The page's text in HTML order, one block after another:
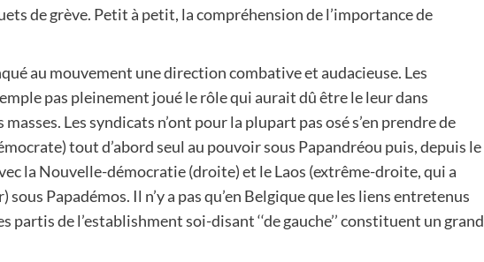
de grève. Petit à petit, la compréhension de l’importance de
au mouvement une direction combative et audacieuse. Les
pas pleinement joué le rôle qui aurait dû être le leur dans
Les syndicats n’ont pour la plupart pas osé s’en prendre de
tout d’abord seul au pouvoir sous Papandréou puis, depuis le
la Nouvelle-démocratie (droite) et le Laos (extrême-droite, qui a
Papadémos. Il n’y a pas qu’en Belgique que les liens entretenus
partis de l’establishment soi-disant ‘‘de gauche’’ constituent un grand